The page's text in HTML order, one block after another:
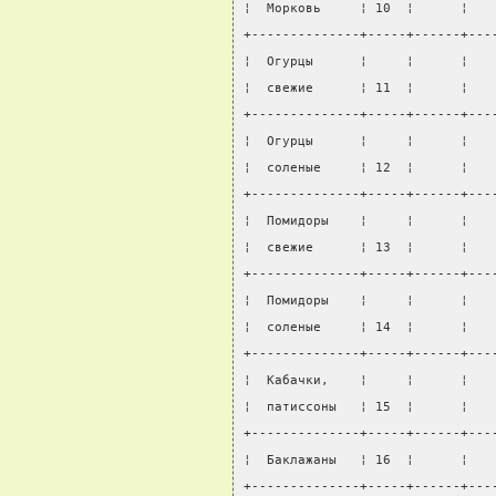
¦  Морковь     ¦ 10  ¦
+--------------+-----+------
¦  Огурцы      ¦     ¦
¦  свежие      ¦ 11  ¦
+--------------+-----+------
¦  Огурцы      ¦     ¦
¦  соленые     ¦ 12  ¦
+--------------+-----+------
¦  Помидоры    ¦     ¦
¦  свежие      ¦ 13  ¦
+--------------+-----+------
¦  Помидоры    ¦     ¦
¦  соленые     ¦ 14  ¦
+--------------+-----+------
¦  Кабачки,    ¦     ¦
¦  патиссоны   ¦ 15  ¦
+--------------+-----+------
¦  Баклажаны   ¦ 16  ¦
+--------------+-----+------